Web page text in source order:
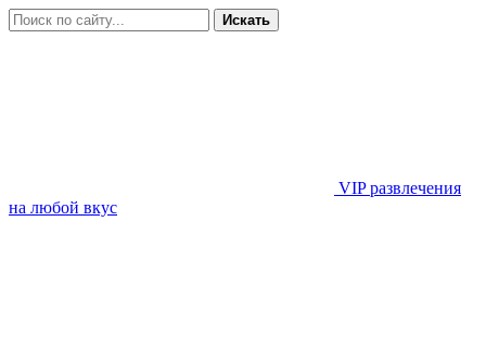
Искать
VIP развлечения
на любой вкус